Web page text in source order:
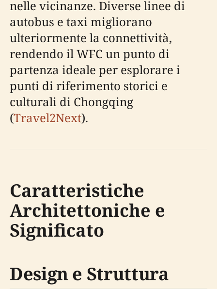
nelle vicinanze. Diverse linee di
autobus e taxi migliorano
ulteriormente la connettività,
rendendo il WFC un punto di
partenza ideale per esplorare i
punti di riferimento storici e
culturali di Chongqing
(Travel2Next).
Caratteristiche
Architettoniche e
Significato
Design e Struttura